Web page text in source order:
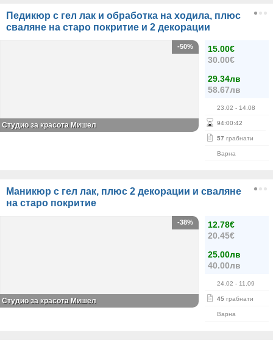
Педикюр с гел лак и обработка на ходила, плюс
сваляне на старо покритие и 2 декорации
15.00€
30.00€
29.34лв
58.67лв
23.02 - 14.08
94:00:41
57 грабнати
Варна
-50%
Студио за красота Мишел
Маникюр с гел лак, плюс 2 декорации и сваляне
на старо покритие
12.78€
20.45€
25.00лв
40.00лв
24.02 - 11.09
45 грабнати
Варна
-38%
Студио за красота Мишел